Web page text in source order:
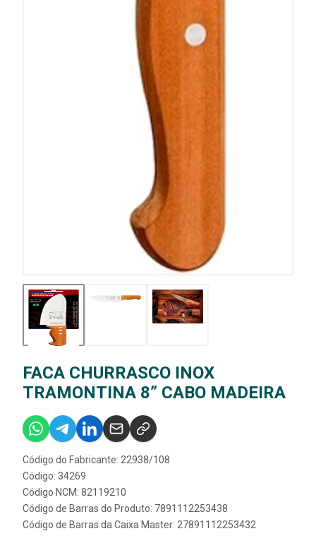
FACA CHURRASCO INOX
TRAMONTINA 8” CABO MADEIRA
Código do Fabricante: 22938/108
Código: 34269
Código NCM: 82119210
Código de Barras do Produto: 7891112253438
Código de Barras da Caixa Master: 27891112253432